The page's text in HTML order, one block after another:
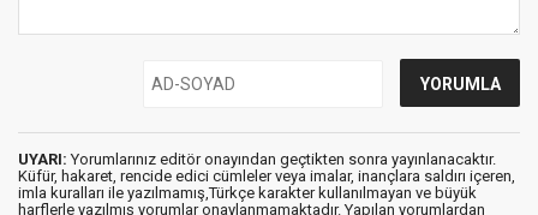
UYARI: Yorumlarınız editör onayından geçtikten sonra yayınlanacaktır.
Küfür, hakaret, rencide edici cümleler veya imalar, inançlara saldırı içeren,
imla kuralları ile yazılmamış,Türkçe karakter kullanılmayan ve büyük
harflerle yazılmış yorumlar onaylanmamaktadır. Yapılan yorumlardan